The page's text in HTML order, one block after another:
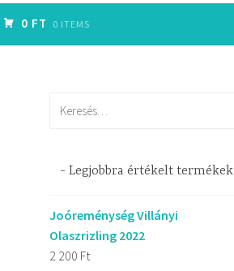
0 FT 0 ITEMS
Legjobbra értékelt termékek
Joóreménység Villányi
Olaszrizling 2022
2 200 Ft